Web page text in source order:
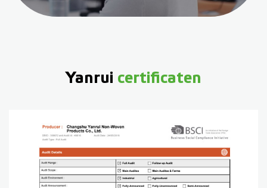
Yanrui certificaten